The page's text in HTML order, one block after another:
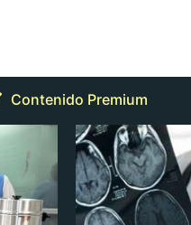
Contenido Premium